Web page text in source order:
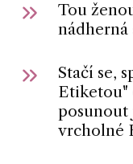
Tou
Stačí se,
Etiketou"
posunout
vrcholné